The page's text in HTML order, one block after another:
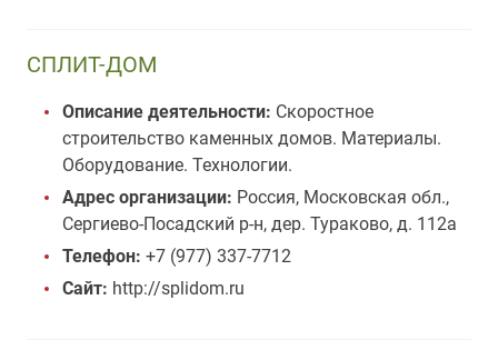
СПЛИТ-ДОМ
Описание деятельности: Скоростное
строительство каменных домов. Материалы.
Оборудование. Технологии.
Адрес организации: Россия, Московская обл.,
Сергиево-Посадский р-н, дер. Тураково, д. 112а
Телефон: +7 (977) 337-7712
Сайт: http://splidom.ru